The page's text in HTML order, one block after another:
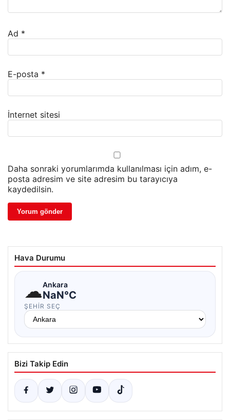
Ad *
E-posta *
İnternet sitesi
Daha sonraki yorumlarımda kullanılması için adım, e-
posta adresim ve site adresim bu tarayıcıya
kaydedilsin.
Hava Durumu
☁Ankara
NaN°C
ŞEHIR SEÇ
Bizi Takip Edin